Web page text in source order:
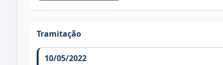
Tramitação
10/05/2022